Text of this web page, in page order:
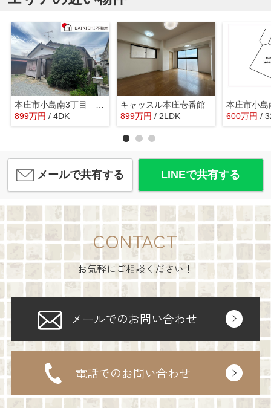
899万円 / 4DK
キャッスル本庄壱番館
899万円 / 2LDK 600万円 /
メールで共有する LINEで共有する
CONTACT
お気軽にご相談ください！
メールでのお問い合わせ
電話でのお問い合わせ